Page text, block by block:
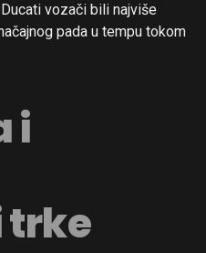
vozači bili najviše
pada u tempu tokom
i
trke